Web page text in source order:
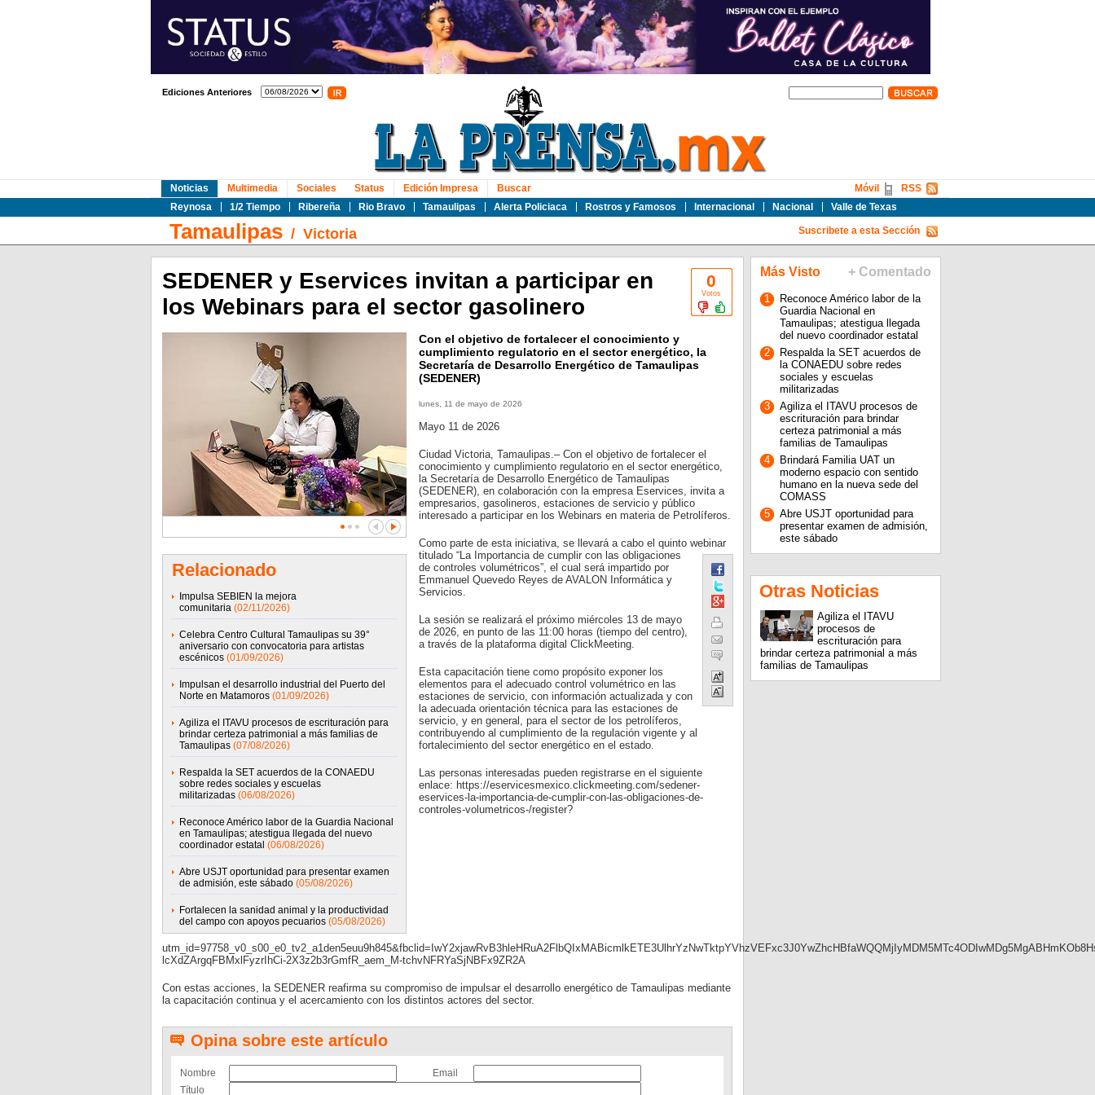
Ediciones Anteriores
Noticias
Reynosa
1/2 Tiempo Ribereña Rio Bravo Tamaulipas Alerta Policiaca Rostros y Famosos Internacional Nacional Valle de Texas
Multimedia Sociales Status Edición Impresa Buscar RSS
Móvil
Tamaulipas/ Victoria Suscribete a esta Sección
0
Votos
SEDENER y Eservices invitan a participar en
los Webinars para el sector gasolinero
Relacionado
Impulsa SEBIEN la mejora
comunitaria (02/11/2026)
Celebra Centro Cultural Tamaulipas su 39°
aniversario con convocatoria para artistas
escénicos (01/09/2026)
Impulsan el desarrollo industrial del Puerto del
Norte en Matamoros (01/09/2026)
Agiliza el ITAVU procesos de escrituración para
brindar certeza patrimonial a más familias de
Tamaulipas (07/08/2026)
Respalda la SET acuerdos de la CONAEDU
sobre redes sociales y escuelas
militarizadas (06/08/2026)
Reconoce Américo labor de la Guardia Nacional
en Tamaulipas; atestigua llegada del nuevo
coordinador estatal (06/08/2026)
Abre USJT oportunidad para presentar examen
de admisión, este sábado (05/08/2026)
Fortalecen la sanidad animal y la productividad
del campo con apoyos pecuarios (05/08/2026)
Con el objetivo de fortalecer el conocimiento y
cumplimiento regulatorio en el sector energético, la
Secretaría de Desarrollo Energético de Tamaulipas
(SEDENER)
lunes, 11 de mayo de 2026
Mayo 11 de 2026
Ciudad Victoria, Tamaulipas.– Con el objetivo de fortalecer el
conocimiento y cumplimiento regulatorio en el sector energético,
la Secretaría de Desarrollo Energético de Tamaulipas
(SEDENER), en colaboración con la empresa Eservices, invita a
empresarios, gasolineros, estaciones de servicio y público
interesado a participar en los Webinars en materia de Petrolíferos.
Como parte de esta iniciativa, se llevará a cabo el quinto webinar
titulado “La Importancia de cumplir con las obligaciones
de controles volumétricos”, el cual será impartido por
Emmanuel Quevedo Reyes de AVALON Informática y
Servicios.
La sesión se realizará el próximo miércoles 13 de mayo
de 2026, en punto de las 11:00 horas (tiempo del centro),
a través de la plataforma digital ClickMeeting.
Esta capacitación tiene como propósito exponer los
elementos para el adecuado control volumétrico en las
estaciones de servicio, con información actualizada y con
la adecuada orientación técnica para las estaciones de
servicio, y en general, para el sector de los petrolíferos,
contribuyendo al cumplimiento de la regulación vigente y al
fortalecimiento del sector energético en el estado.
Las personas interesadas pueden registrarse en el siguiente
enlace: https://eservicesmexico.clickmeeting.com/sedener-
eservices-la-importancia-de-cumplir-con-las-obligaciones-de-
controles-volumetricos-/register?
lcXdZArgqFBMxlFyzrIhCi-2X3z2b3rGmfR_aem_M-tchvNFRYaSjNBFx9ZR2A
Con estas acciones, la SEDENER reafirma su compromiso de impulsar el desarrollo energético de Tamaulipas mediante
la capacitación continua y el acercamiento con los distintos actores del sector.
Opina sobre este artículo
Nombre
Email
Título
Más Visto + Comentado
1
Reconoce Américo labor de la
Guardia Nacional en
Tamaulipas; atestigua llegada
del nuevo coordinador estatal
2
Respalda la SET acuerdos de
la CONAEDU sobre redes
sociales y escuelas
militarizadas
3
Agiliza el ITAVU procesos de
escrituración para brindar
certeza patrimonial a más
familias de Tamaulipas
4
Brindará Familia UAT un
moderno espacio con sentido
humano en la nueva sede del
COMASS
5
Abre USJT oportunidad para
presentar examen de admisión,
este sábado
Otras Noticias
Agiliza el ITAVU
procesos de
escrituración para
brindar certeza patrimonial a más
familias de Tamaulipas